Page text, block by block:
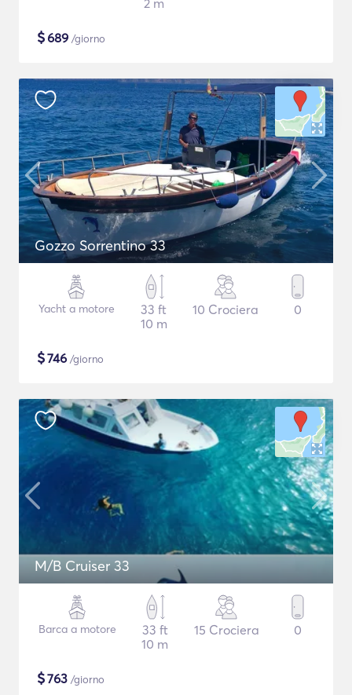
2 m
$689 /giorno
Gozzo Sorrentino 33
Yacht a motore
33 ft
10 m
10 Crociera 0
$746 /giorno
M/B Cruiser 33
Barca a motore
33 ft
10 m
15 Crociera 0
$763 /giorno